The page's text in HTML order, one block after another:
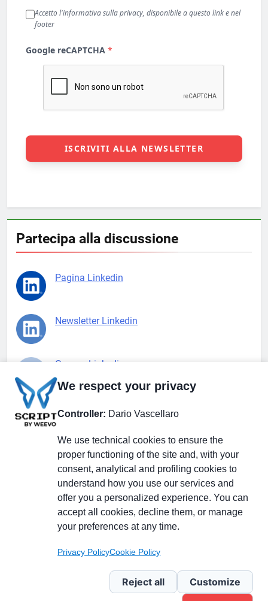
Partecipa alla discussione
Pagina Linkedin
Newsletter Linkedin
Gruppo Linkedin
Pagina Facebook
X.com
Il Giornale delle PMI.
Testata giornalistica
registrata al Tribunale di
Milano n. 353 del 19
novembre 2013 Powered By
Disclaimer Privacy PolicyCookie
We respect your privacy
Controller: Dario Vascellaro
We use technical cookies to ensure the
proper functioning of the site and, with your
consent, analytical and profiling cookies to
understand how you use our services and
offer you a personalized experience. You can
accept all cookies, decline them, or manage
your preferences at any time.
Privacy PolicyCookie Policy
Reject all
Customize